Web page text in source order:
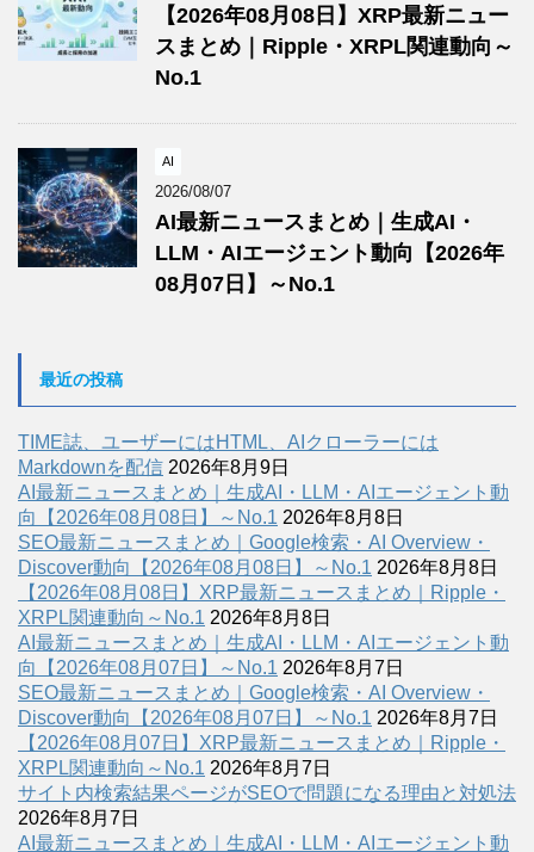
【2026年08月08日】XRP最新ニュー
スまとめ｜Ripple・XRPL関連動向～
No.1
AI
2026/08/07
AI最新ニュースまとめ｜生成AI・
LLM・AIエージェント動向【2026年
08月07日】～No.1
最近の投稿
TIME誌、ユーザーにはHTML、AIクローラーには
Markdownを配信 2026年8月9日
AI最新ニュースまとめ｜生成AI・LLM・AIエージェント動
向【2026年08月08日】～No.1 2026年8月8日
SEO最新ニュースまとめ｜Google検索・AI Overview・
Discover動向【2026年08月08日】～No.1 2026年8月8日
【2026年08月08日】XRP最新ニュースまとめ｜Ripple・
XRPL関連動向～No.1 2026年8月8日
AI最新ニュースまとめ｜生成AI・LLM・AIエージェント動
向【2026年08月07日】～No.1 2026年8月7日
SEO最新ニュースまとめ｜Google検索・AI Overview・
Discover動向【2026年08月07日】～No.1 2026年8月7日
【2026年08月07日】XRP最新ニュースまとめ｜Ripple・
XRPL関連動向～No.1 2026年8月7日
サイト内検索結果ページがSEOで問題になる理由と対処法
2026年8月7日
AI最新ニュースまとめ｜生成AI・LLM・AIエージェント動